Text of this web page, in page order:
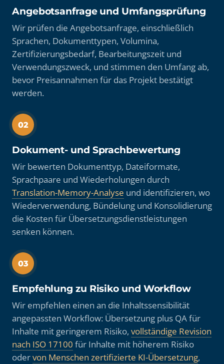
Angebotsanfrage und Umfangsprüfung
Wir prüfen die Angebotsanfrage, einschließlich
Sprachen, Dokumenttypen, Volumina,
Zertifizierungsbedarf, Bearbeitungszeit und
Verwendungszweck, und stimmen den Umfang ab,
bevor Preisannahmen für das Projekt bestätigt
werden.
02
Dokument- und Sprachbewertung
Wir bewerten Dokumenttyp, Dateiformate,
Sprachpaare und Wiederholungen durch
Translation-Memory-Analyse und identifizieren, wo
Wiederverwendung, Bündelung und Konsolidierung
die Kosten für Übersetzungsdienstleistungen
senken können.
03
Empfehlung zu Risiko und Workflow
Wir empfehlen einen an die Inhaltssensibilität
angepassten Workflow: Übersetzung plus QA für
Inhalte mit geringerem Risiko, vollständige Revision
nach ISO 17100 für Inhalte mit höherem Risiko
odervon Menschen zertifizierte KI-Übersetzung,